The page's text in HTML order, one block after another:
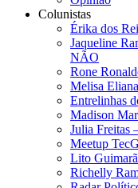
Colunistas
Érika dos
Jaqueline
NÃO
Rone
Melisa
Entrelinhas
Madison
Julia Freitas​
Meetup
Lito
Richelly